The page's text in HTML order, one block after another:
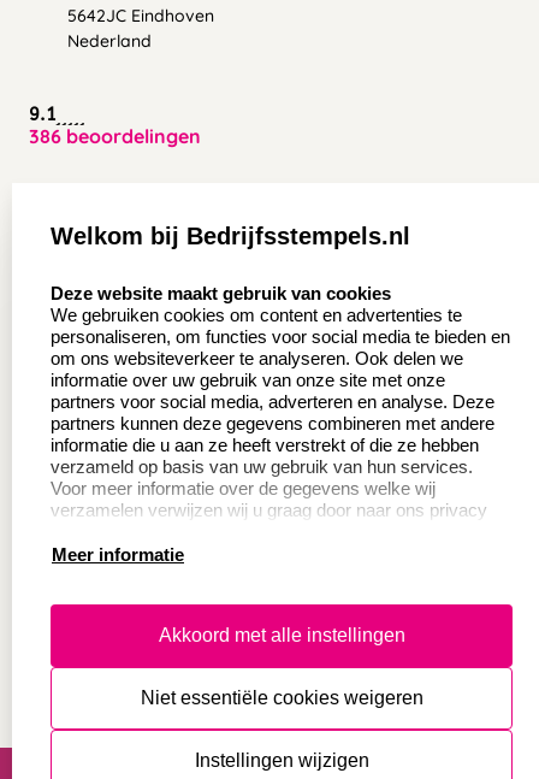
5642JC Eindhoven
Nederland
9.1
386 beoordelingen
Wederverkoper
worden
Sale
Betaling & Verzending
Veel gestelde vragen
Retourneren
Herroepingsrecht
Productinformatie:
Instructie voor
Aanleverspecificaties
Safety Sheets
algemene voorwaarden
disclaimer
Welkom bij Bedrijfsstempels.nl
Deze website maakt gebruik van cookies
We gebruiken cookies om content en advertenties te
personaliseren, om functies voor social media te bieden en
om ons websiteverkeer te analyseren. Ook delen we
informatie over uw gebruik van onze site met onze
partners voor social media, adverteren en analyse. Deze
partners kunnen deze gegevens combineren met andere
informatie die u aan ze heeft verstrekt of die ze hebben
verzameld op basis van uw gebruik van hun services.
Voor meer informatie over de gegevens welke wij
verzamelen verwijzen wij u graag door naar ons privacy
Meer informatie
Akkoord met alle instellingen
Niet essentiële cookies weigeren
Instellingen wijzigen